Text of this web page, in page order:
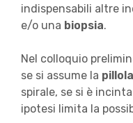
indispensabili altre
e/o una biopsia.
Nel colloquio
se si assume la
spirale, se si è
ipotesi limita la